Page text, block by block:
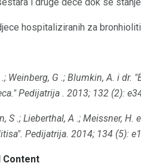
hospitaliziranih za
Weinberg, G .; Blumkin, A. i dr.
Pedijatrija . 2013; 132 (2):
S .; Lieberthal, A .; Meissner, H.
Pedijatrija. 2014; 134 (5):
Content